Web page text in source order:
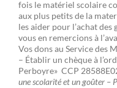
fois le matériel scolaire
aux plus petits de la
les aider pour l’achat
vous en remercions à
Vos dons au Service des
– Établir un chèque à
Perboyre» CCP
une scolarité et un goûter –